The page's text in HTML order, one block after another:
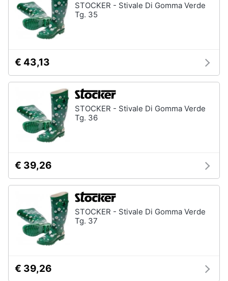
STOCKER - Stivale Di Gomma Verde
Tg. 35
€ 43,13
STOCKER - Stivale Di Gomma Verde
Tg. 36
€ 39,26
STOCKER - Stivale Di Gomma Verde
Tg. 37
€ 39,26